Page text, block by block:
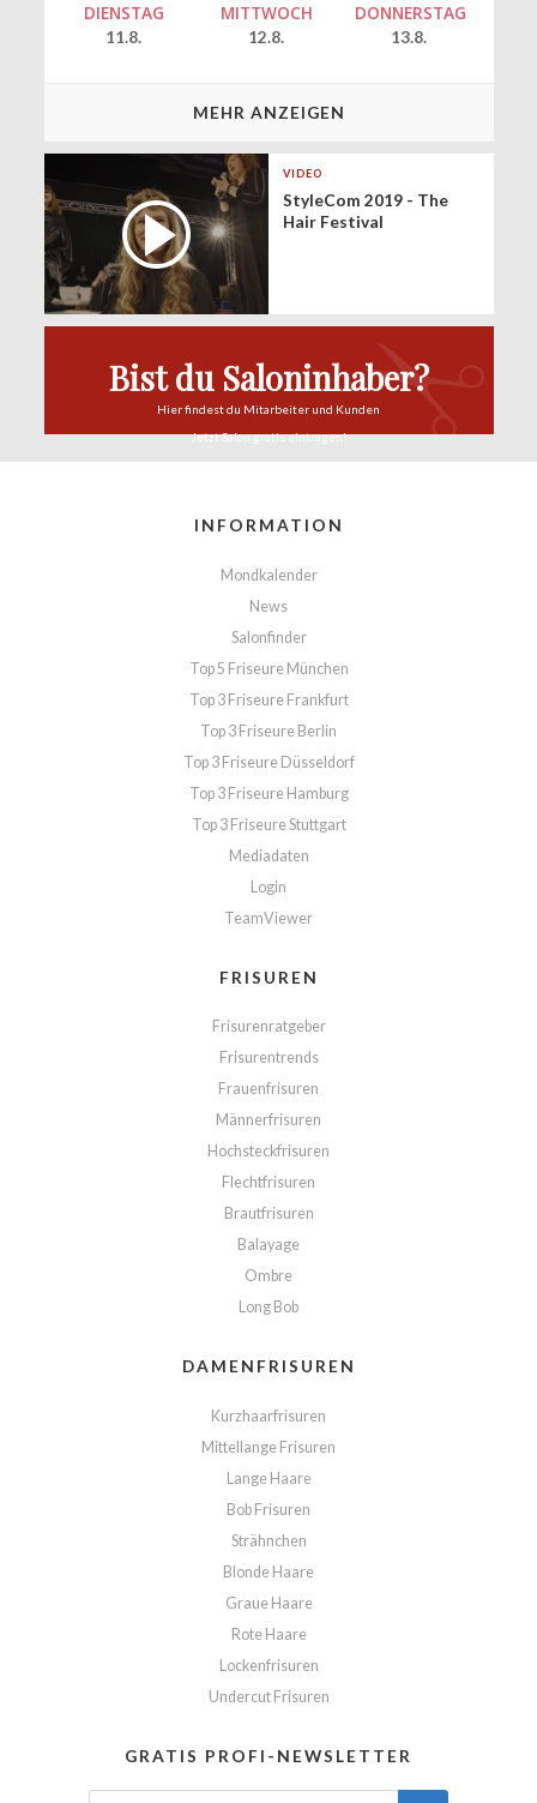
DIENSTAG
11.8.
MITTWOCH
12.8.
DONNERSTAG
13.8.
MEHR ANZEIGEN
VIDEO
StyleCom 2019 - The
Hair Festival
Bist du Saloninhaber?
Hier findest du Mitarbeiter und Kunden
Jetzt Salongratis eintragen!
INFORMATION
Mondkalender
News
Salonfinder
Top 5 Friseure München
Top 3 Friseure Frankfurt
Top 3 Friseure Berlin
Top 3 Friseure Düsseldorf
Top 3 Friseure Hamburg
Top 3 Friseure Stuttgart
Mediadaten
Login
TeamViewer
FRISUREN
Frisurenratgeber
Frisurentrends
Frauenfrisuren
Männerfrisuren
Hochsteckfrisuren
Flechtfrisuren
Brautfrisuren
Balayage
Ombre
Long Bob
DAMENFRISUREN
Kurzhaarfrisuren
Mittellange Frisuren
Lange Haare
Bob Frisuren
Strähnchen
Blonde Haare
Graue Haare
Rote Haare
Lockenfrisuren
Undercut Frisuren
GRATIS PROFI-NEWSLETTER